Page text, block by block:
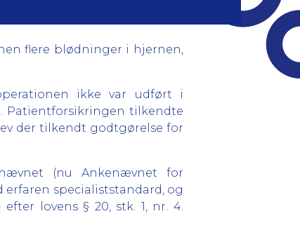
flere blødninger i hjernen,
ikke var udført i
Patientforsikringen tilkendte
der tilkendt godtgørelse for
(nu Ankenævnet for
specialiststandard, og
lovens § 20, stk. 1, nr. 4.